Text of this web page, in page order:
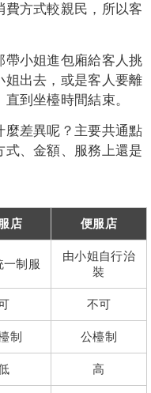
方式較親民，所以客
小姐進包廂給客人挑
出去，或是客人要離
到坐檯時間結束。
差異呢？主要共通點
、金額、服務上還是
店 便服店
一制服
由小姐自行治
裝
不可
制 公檯制
高